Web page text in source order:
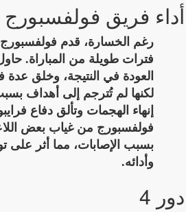
أداء فريق فولفسبورج
رغم الخسارة، قدم فولفسبورج
فترات طويلة من المباراة.
العودة في النتيجة، وخلق
لكنها لم تُترجم إلى أهداف
إنهاء الهجمات وتألق دفاع
فولفسبورج من غياب بعض
بسبب الإصابات، مما أثر على
وأدائه.
دور 4